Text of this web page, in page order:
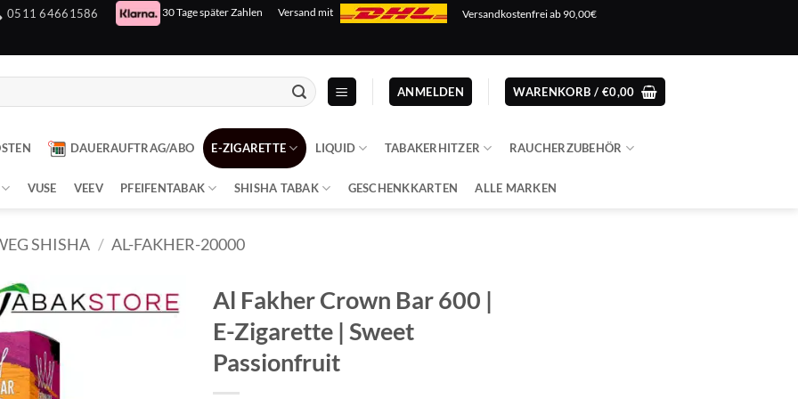
0511 64661586 30 Tage später Zahlen Versand mit Versandkostenfrei ab 90,00€
ANMELDEN WARENKORB / €0,00
DAUERAUFTRAG/ABO E-ZIGARETTE LIQUID TABAKERHITZER RAUCHERZUBEHÖR
VUSE VEEV PFEIFENTABAK SHISHA TABAK GESCHENKKARTEN ALLE MARKEN
SHISHA / AL-FAKHER-20000
Al Fakher Crown Bar 600 |
E-Zigarette | Sweet
Passionfruit